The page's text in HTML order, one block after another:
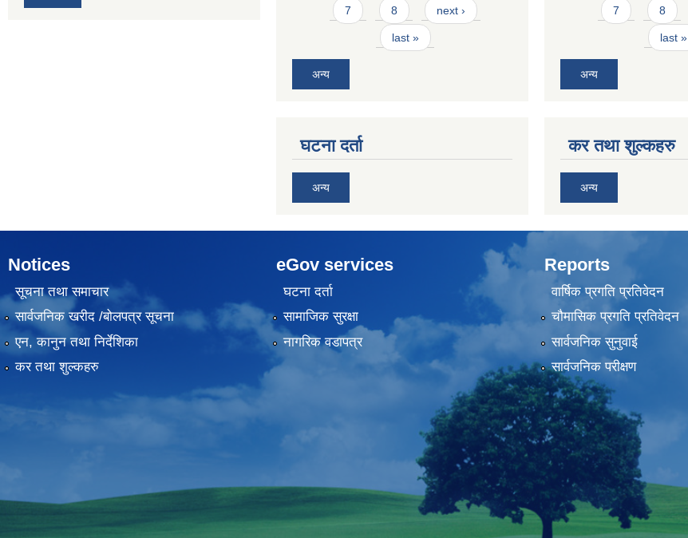
7 8 next ›
last »
अन्य
7 8
last »
अन्य
घटना दर्ता
अन्य
कर तथा शुल्कहरु
अन्य
Notices
सूचना तथा समाचार
सार्वजनिक खरीद /बोलपत्र सूचना
एन, कानुन तथा निर्देशिका
कर तथा शुल्कहरु
eGov services
घटना दर्ता
सामाजिक सुरक्षा
नागरिक वडापत्र
Reports
वार्षिक प्रगति प्रतिवेदन
चौमासिक प्रगति प्रतिवेदन
सार्वजनिक सुनुवाई
सार्वजनिक परीक्षण